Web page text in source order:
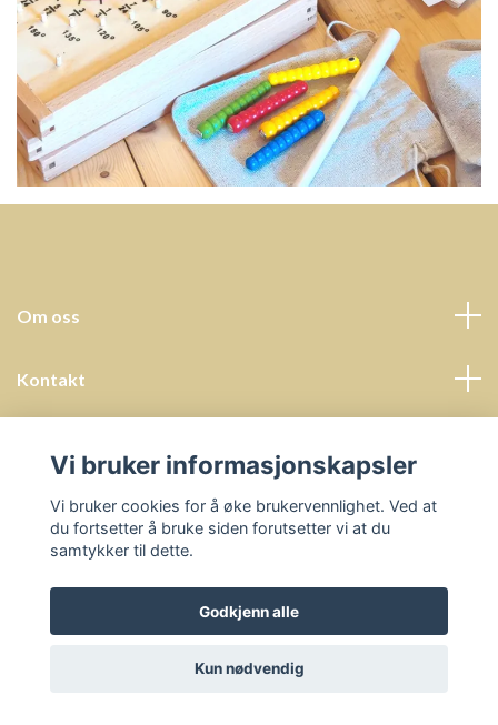
Om oss
Kontakt
Sosiale medier
© 2026 Undervisningsressurser - Prosjektbyrå Helena Hals
Vi bruker informasjonskapsler
Vi bruker cookies for å øke brukervennlighet. Ved at
du fortsetter å bruke siden forutsetter vi at du
samtykker til dette.
Godkjenn alle
Kun nødvendig